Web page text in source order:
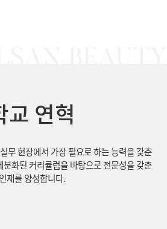
교 연혁
무 현장에서 가장 필요로 하는 능력을 갖춘
분화된 커리큘럼을 바탕으로 전문성을 갖춘
인재를 양성합니다.